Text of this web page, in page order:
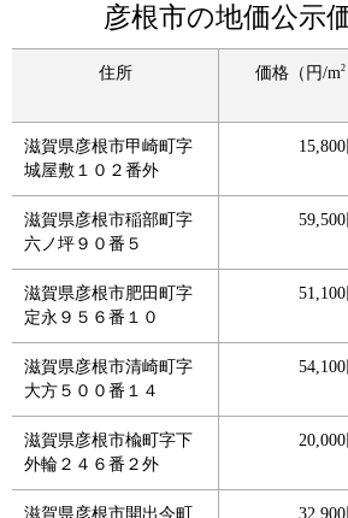
彦根市の地価公示
住所 価格（円/m2
滋賀県彦根市甲崎町字
城屋敷１０２番外
滋賀県彦根市稲部町字
六ノ坪９０番５
滋賀県彦根市肥田町字
定永９５６番１０
滋賀県彦根市清崎町字
大方５００番１４
滋賀県彦根市楡町字下
外輪２４６番２外
滋賀県彦根市開出今町